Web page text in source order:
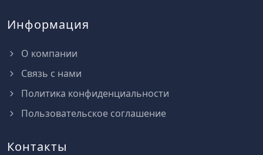
Информация
О компании
Связь с нами
Политика конфиденциальности
Пользовательское соглашение
Контакты